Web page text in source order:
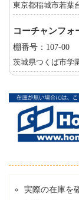
東京都稲城市若葉
コーチャンフォ
棚番号：107-00
茨城県つくば市学
実際の在庫を